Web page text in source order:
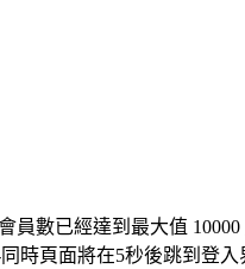
員數已經達到最大值
時頁面將在5秒後跳到登入